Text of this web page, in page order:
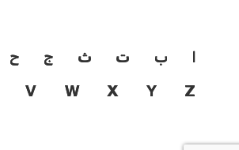
V W X Y Z
ا ب ت ث ج ح